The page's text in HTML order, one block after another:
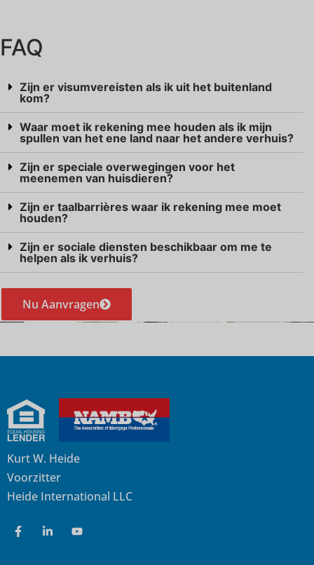
FAQ
Zijn er visumvereisten als ik uit het buitenland
kom?
Waar moet ik rekening mee houden als ik mijn
spullen van het ene land naar het andere verhuis?
Zijn er speciale overwegingen voor het
meenemen van huisdieren?
Zijn er taalbarrières waar ik rekening mee moet
houden?
Zijn er sociale diensten beschikbaar om me te
helpen als ik verhuis?
Nu Aanvragen
Kurt W. Heide
Voorzitter
Heide International LLC